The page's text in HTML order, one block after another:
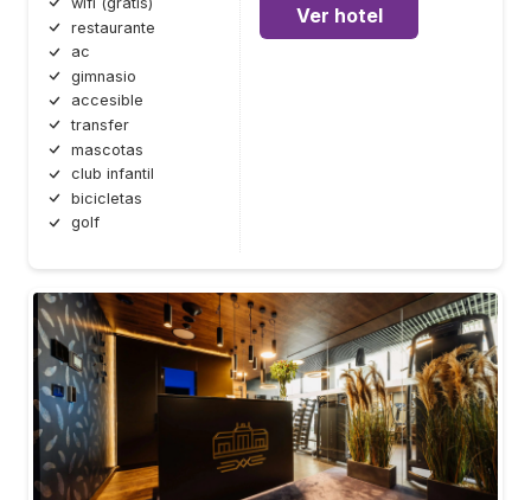
restaurante
ac
gimnasio
accesible
transfer
mascotas
club infantil
bicicletas
golf
Ver hotel